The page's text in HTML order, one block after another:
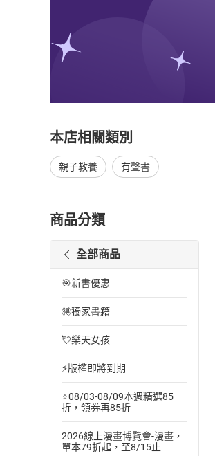
本店相關類別
親子教養 有聲書
商品分類
全部商品
🎯新書優惠
🉐獨家書籍
💘樂天女孩
⚡版權即將到期
⭐08/03-08/09本週精選85
折，領券再85折
2026線上漫畫博覽會-漫畫，
單本79折起，至8/15止